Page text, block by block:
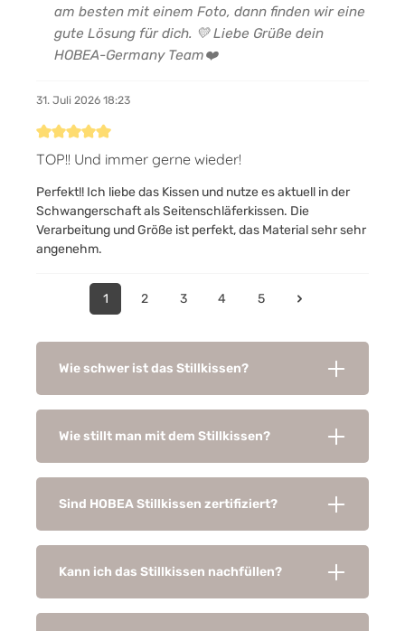
am besten mit einem Foto, dann finden wir eine
gute Lösung für dich. 💛 Liebe Grüße dein
HOBEA-Germany Team❤️
31. Juli 2026 18:23
Bewertung mit 5 von 5 Sternen
TOP!! Und immer gerne wieder!
Perfekt!! Ich liebe das Kissen und nutze es aktuell in der
Schwangerschaft als Seitenschläferkissen. Die
Verarbeitung und Größe ist perfekt, das Material sehr sehr
angenehm.
1 2 3 4 5
Wie schwer ist das Stillkissen?
Wie stillt man mit dem Stillkissen?
Sind HOBEA Stillkissen zertifiziert?
Kann ich das Stillkissen nachfüllen?